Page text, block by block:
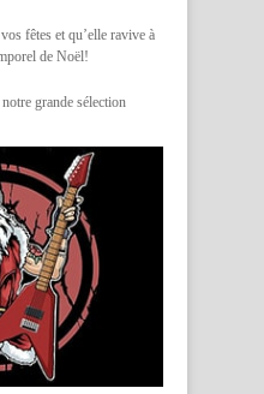
fêtes et qu’elle ravive à
de Noël!
grande sélection